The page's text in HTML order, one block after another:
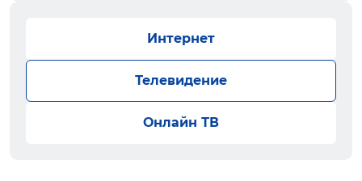
Интернет
Телевидение
Онлайн ТВ